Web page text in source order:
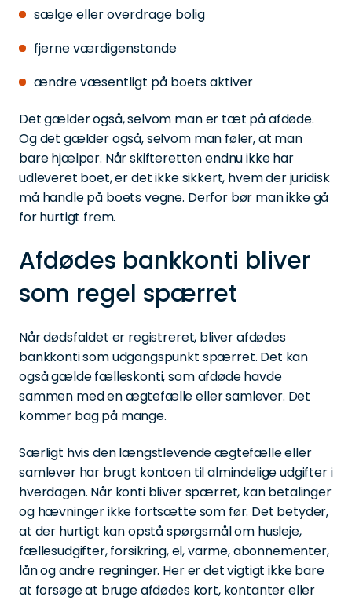
sælge eller overdrage bolig
fjerne værdigenstande
ændre væsentligt på boets aktiver
Det gælder også, selvom man er tæt på afdøde.
Og det gælder også, selvom man føler, at man
bare hjælper. Når skifteretten endnu ikke har
udleveret boet, er det ikke sikkert, hvem der juridisk
må handle på boets vegne. Derfor bør man ikke gå
for hurtigt frem.
Afdødes bankkonti bliver
som regel spærret
Når dødsfaldet er registreret, bliver afdødes
bankkonti som udgangspunkt spærret. Det kan
også gælde fælleskonti, som afdøde havde
sammen med en ægtefælle eller samlever. Det
kommer bag på mange.
Særligt hvis den længstlevende ægtefælle eller
samlever har brugt kontoen til almindelige udgifter i
hverdagen. Når konti bliver spærret, kan betalinger
og hævninger ikke fortsætte som før. Det betyder,
at der hurtigt kan opstå spørgsmål om husleje,
fællesudgifter, forsikring, el, varme, abonnementer,
lån og andre regninger. Her er det vigtigt ikke bare
at forsøge at bruge afdødes kort, kontanter eller